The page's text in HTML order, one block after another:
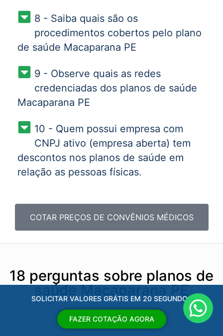
8 - Saiba quais são os
procedimentos cobertos pelo plano
de saúde Macaparana PE
9 - Observe quais as redes
credenciadas dos planos de saúde
Macaparana PE
10 - Quem possui empresa com
CNPJ ativo (empresa aberta) tem
descontos nos planos de saúde em
relação as pessoas físicas.
COTAR PREÇOS DE CONVÊNIOS MÉDICOS
18 perguntas sobre planos de
saúde Macaparana PE
SOLICITAR VALORES GRÁTIS EM 20 SEGUNDOS
FAZER COTAÇÃO AGORA